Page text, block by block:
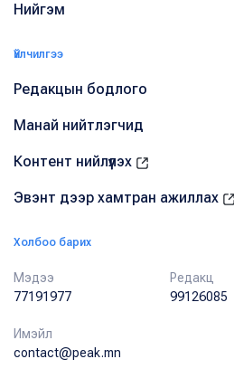
Нийгэм
Үйлчилгээ
Редакцын бодлого
Манай нийтлэгчид
Контент нийлүүлэх
Эвэнт дээр хамтран ажиллах
Холбоо барих
Мэдээ
77191977
Редакц
99126085
Имэйл
contact@peak.mn